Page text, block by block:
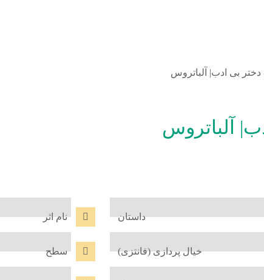
دختر بی ادب| آلباتروس
آلباتروس
داستان نام اثر
خیال پردازی (فانتزی) سطح